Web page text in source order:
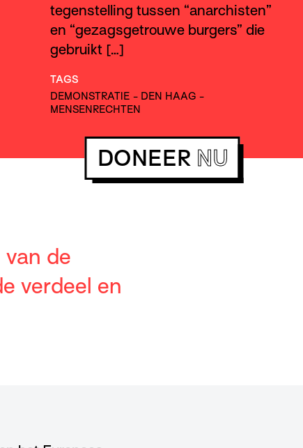
tegenstelling tussen “anarchisten”
en “gezagsgetrouwe burgers” die
gebruikt […]
TAGS
DEMONSTRATIE - DEN HAAG -
MENSENRECHTEN
DONEER NU
de
verdeel en